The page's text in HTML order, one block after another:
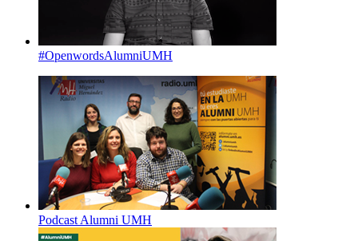
#OpenwordsAlumniUMH
Podcast Alumni UMH